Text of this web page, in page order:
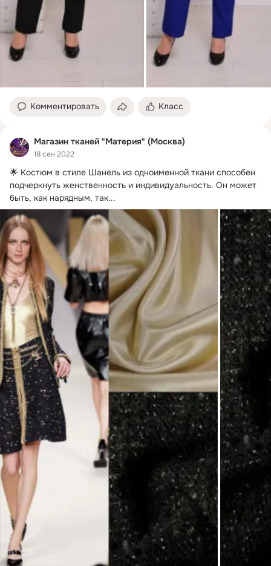
Комментировать Класс
Магазин тканей "Материя" (Москва)
18 сен 2022
🌟 Костюм в стиле Шанель из одноименной ткани способен
подчеркнуть женственность и индивидуальность. Он может
быть, как нарядным, так...